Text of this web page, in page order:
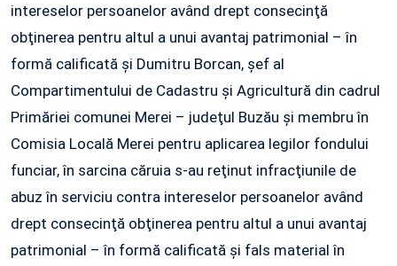
intereselor persoanelor având drept consecinţă
obţinerea pentru altul a unui avantaj patrimonial – în
formă calificată şi Dumitru Borcan, şef al
Compartimentului de Cadastru şi Agricultură din cadrul
Primăriei comunei Merei – judeţul Buzău şi membru în
Comisia Locală Merei pentru aplicarea legilor fondului
funciar, în sarcina căruia s-au reţinut infracţiunile de
abuz în serviciu contra intereselor persoanelor având
drept consecinţă obţinerea pentru altul a unui avantaj
patrimonial – în formă calificată şi fals material în